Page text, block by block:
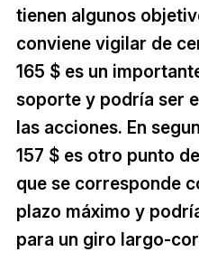
tienen algunos
conviene vigilar de
165 $ es un
soporte y podría ser
las acciones. En
157 $ es otro punto
que se corresponde
plazo máximo y
para un giro largo-